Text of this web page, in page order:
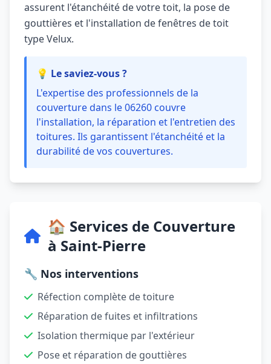
assurent l'étanchéité de votre toit, la pose de
gouttières et l'installation de fenêtres de toit
type Velux.
💡 Le saviez-vous ?
L'expertise des professionnels de la
couverture dans le 06260 couvre
l'installation, la réparation et l'entretien des
toitures. Ils garantissent l'étanchéité et la
durabilité de vos couvertures.
🏠 Services de Couverture
à Saint-Pierre
🔧 Nos interventions
Réfection complète de toiture
Réparation de fuites et infiltrations
Isolation thermique par l'extérieur
Pose et réparation de gouttières